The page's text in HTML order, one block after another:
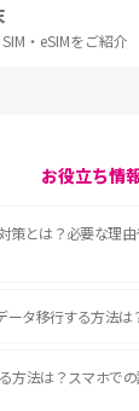
SIM・eSIMをご紹介
お役立ち情
策とは？必要な理
タ移行する方法は
方法は？スマホで